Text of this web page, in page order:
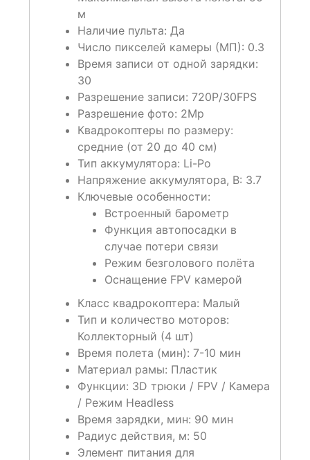
м
Наличие пульта: Да
Число пикселей камеры (МП): 0.3
Время записи от одной зарядки:
30
Разрешение записи: 720P/30FPS
Разрешение фото: 2Mp
Квадрокоптеры по размеру:
средние (от 20 до 40 см)
Тип аккумулятора: Li-Po
Напряжение аккумулятора, В: 3.7
Ключевые особенности:
Встроенный барометр
Функция автопосадки в
случае потери связи
Режим безголового полёта
Оснащение FPV камерой
Класс квадрокоптера: Малый
Тип и количество моторов:
Коллекторный (4 шт)
Время полета (мин): 7-10 мин
Материал рамы: Пластик
Функции: 3D трюки / FPV / Камера
/ Режим Headless
Время зарядки, мин: 90 мин
Радиус действия, м: 50
Элемент питания для